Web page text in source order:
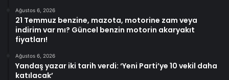
Ağustos 6, 2026
21 Temmuz benzine, mazota, motorine zam veya
indirim var mı? Güncel benzin motorin akaryakıt
fiyatları!
Ağustos 6, 2026
Yandaş yazar iki tarih verdi: ‘Yeni Parti’ye 10 vekil daha
katılacak’